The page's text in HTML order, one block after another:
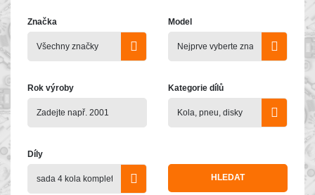
Značka Model
Rok výroby Kategorie dílů
Díly
HLEDAT